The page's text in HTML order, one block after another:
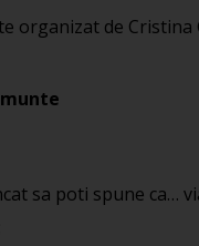
organizat de
sa poti spune ca…